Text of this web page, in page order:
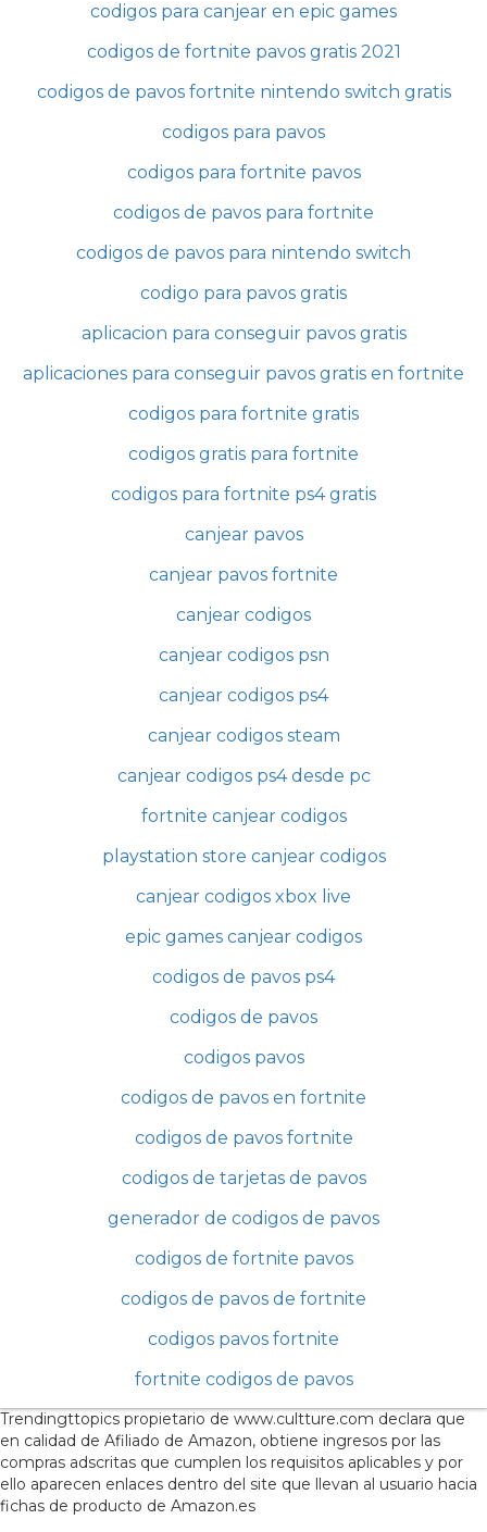
codigos para canjear en epic games
codigos de fortnite pavos gratis 2021
codigos de pavos fortnite nintendo switch gratis
codigos para pavos
codigos para fortnite pavos
codigos de pavos para fortnite
codigos de pavos para nintendo switch
codigo para pavos gratis
aplicacion para conseguir pavos gratis
aplicaciones para conseguir pavos gratis en fortnite
codigos para fortnite gratis
codigos gratis para fortnite
codigos para fortnite ps4 gratis
canjear pavos
canjear pavos fortnite
canjear codigos
canjear codigos psn
canjear codigos ps4
canjear codigos steam
canjear codigos ps4 desde pc
fortnite canjear codigos
playstation store canjear codigos
canjear codigos xbox live
epic games canjear codigos
codigos de pavos ps4
codigos de pavos
codigos pavos
codigos de pavos en fortnite
codigos de pavos fortnite
codigos de tarjetas de pavos
generador de codigos de pavos
codigos de fortnite pavos
codigos de pavos de fortnite
codigos pavos fortnite
fortnite codigos de pavos
Trendingttopics propietario de www.cultture.com declara que
en calidad de Afiliado de Amazon, obtiene ingresos por las
compras adscritas que cumplen los requisitos aplicables y por
ello aparecen enlaces dentro del site que llevan al usuario hacia
fichas de producto de Amazon.es